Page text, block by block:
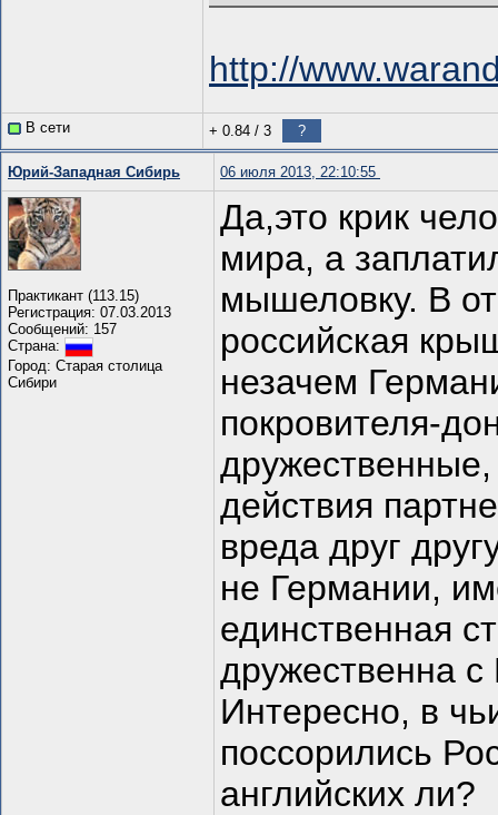
http://
В сети + 0.84 / 3 ?
Юрий-Западная Сибирь 06 июля 2013, 22:10:55
Практикант (113.15)
Регистрация: 07.03.2013
Сообщений: 157
Страна:
Город: Старая столица
Сибири
Да,это крик
мира, а
мышеловку. В
российская
незачем
покровителя-
дружественные,
действия
вреда друг
не Германии,
единственная
дружественна
Интересно, в
поссорились
английских ли?